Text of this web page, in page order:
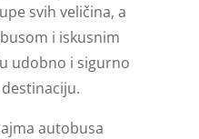
svih veličina, a
i iskusnim
udobno i sigurno
autobusa